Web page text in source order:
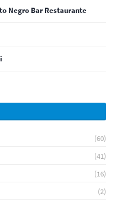
Negro Bar Restaurante
(60)
(41)
(16)
(2)